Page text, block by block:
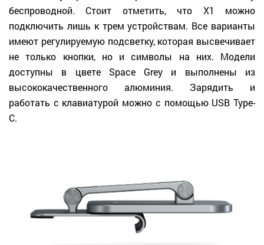
беспроводной. Стоит отметить, что X1 можно
подключить лишь к трем устройствам. Все варианты
имеют регулируемую подсветку, которая высвечивает
не только кнопки, но и символы на них. Модели
доступны в цвете Space Grey и выполнены из
высококачественного алюминия. Зарядить и
работать с клавиатурой можно с помощью USB Type-
C.